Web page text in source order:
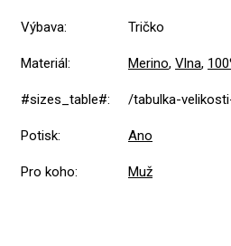
Výbava: Tričko
Materiál: Merino, Vlna,
#sizes_table#: /tabulka-
Potisk: Ano
Pro koho: Muž